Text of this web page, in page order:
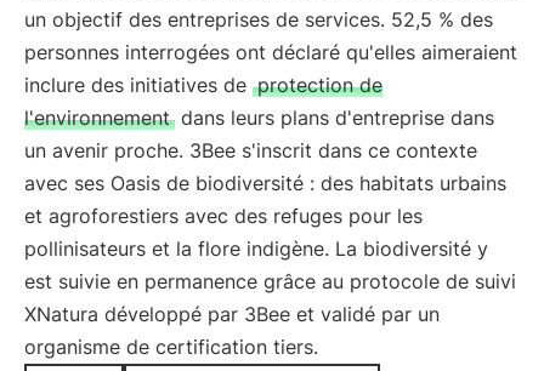
un objectif des entreprises de services. 52,5 % des
personnes interrogées ont déclaré qu'elles aimeraient
inclure des initiatives de protection de
l'environnement dans leurs plans d'entreprise dans
un avenir proche. 3Bee s'inscrit dans ce contexte
avec ses Oasis de biodiversité : des habitats urbains
et agroforestiers avec des refuges pour les
pollinisateurs et la flore indigène. La biodiversité y
est suivie en permanence grâce au protocole de suivi
XNatura développé par 3Bee et validé par un
organisme de certification tiers.